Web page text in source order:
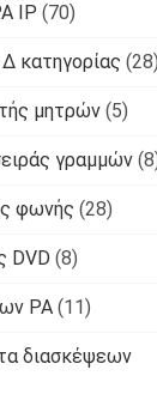
IP (70)
κατηγορίας (28)
μητρών (5)
γραμμών
φωνής (28)
DVD (8)
PA (11)
διασκέψεων